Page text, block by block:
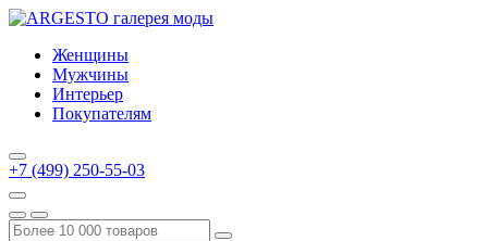
Женщины
Мужчины
Интерьер
Покупателям
+7 (499) 250-55-03